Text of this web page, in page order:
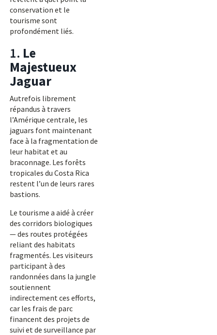
conservation et le
tourisme sont
profondément liés.
1. Le
Majestueux
Jaguar
Autrefois librement
répandus à travers
l’Amérique centrale, les
jaguars font maintenant
face à la fragmentation de
leur habitat et au
braconnage. Les forêts
tropicales du Costa Rica
restent l’un de leurs rares
bastions.
Le tourisme a aidé à créer
des corridors biologiques
— des routes protégées
reliant des habitats
fragmentés. Les visiteurs
participant à des
randonnées dans la jungle
soutiennent
indirectement ces efforts,
car les frais de parc
financent des projets de
suivi et de surveillance par